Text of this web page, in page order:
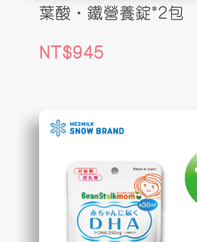
葉酸•鐵營養錠*2包
945